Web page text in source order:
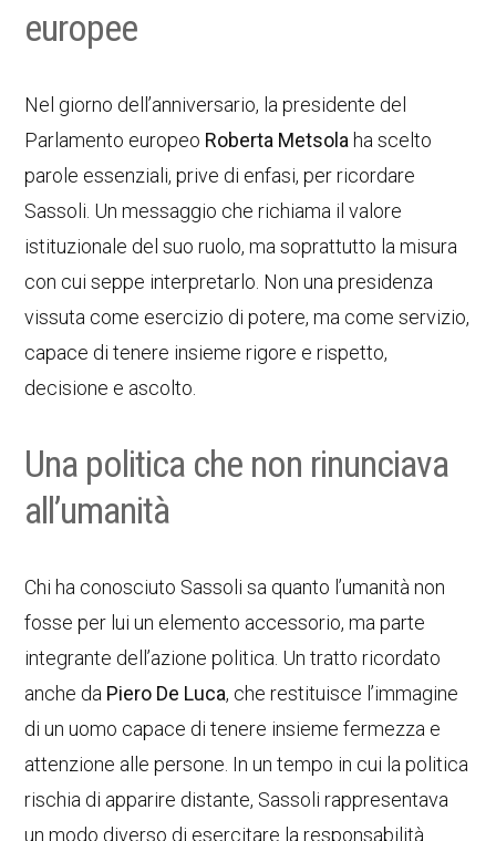
europee
Nel giorno dell’anniversario, la presidente del
Parlamento europeo Roberta Metsola ha scelto
parole essenziali, prive di enfasi, per ricordare
Sassoli. Un messaggio che richiama il valore
istituzionale del suo ruolo, ma soprattutto la misura
con cui seppe interpretarlo. Non una presidenza
vissuta come esercizio di potere, ma come servizio,
capace di tenere insieme rigore e rispetto,
decisione e ascolto.
Una politica che non rinunciava
all’umanità
Chi ha conosciuto Sassoli sa quanto l’umanità non
fosse per lui un elemento accessorio, ma parte
integrante dell’azione politica. Un tratto ricordato
anche da Piero De Luca, che restituisce l’immagine
di un uomo capace di tenere insieme fermezza e
attenzione alle persone. In un tempo in cui la politica
rischia di apparire distante, Sassoli rappresentava
un modo diverso di esercitare la responsabilità